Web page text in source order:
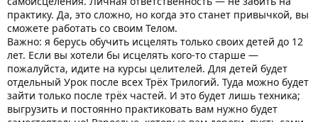
практику. Да, это сложно, но когда это станет привычкой, вы
сможете работать со своим Телом.
Важно: я берусь обучить исцелять только своих детей до 12
лет. Если вы хотели бы исцелять кого-то старше —
пожалуйста, идите на курсы целителей. Для детей будет
отдельный Урок после всех Трёх Трилогий. Туда можно будет
зайти только после трёх частей. И это будет лишь техника;
выгрузить и постоянно практиковать вам нужно будет